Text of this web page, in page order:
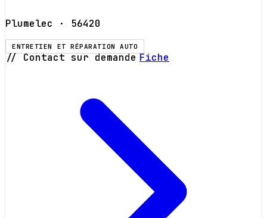
Plumelec · 56420
ENTRETIEN ET RÉPARATION AUTO
// Contact sur demande Fiche